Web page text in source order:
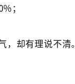
；
，却有理说不清